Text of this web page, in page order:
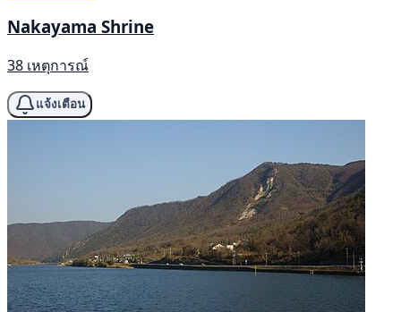
Nakayama Shrine
38 เหตุการณ์
แจ้งเตือน